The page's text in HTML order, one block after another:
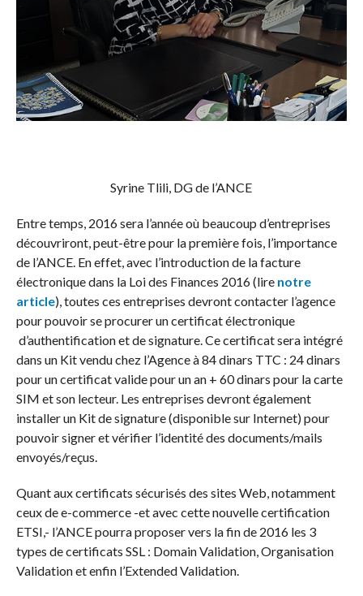
Syrine Tlili, DG de l’ANCE
Entre temps, 2016 sera l’année où beaucoup d’entreprises
découvriront, peut-être pour la première fois, l’importance
de l’ANCE. En effet, avec l’introduction de la facture
électronique dans la Loi des Finances 2016 (lire notre
article), toutes ces entreprises devront contacter l’agence
pour pouvoir se procurer un certificat électronique
d’authentification et de signature. Ce certificat sera intégré
dans un Kit vendu chez l’Agence à 84 dinars TTC : 24 dinars
pour un certificat valide pour un an + 60 dinars pour la carte
SIM et son lecteur. Les entreprises devront également
installer un Kit de signature (disponible sur Internet) pour
pouvoir signer et vérifier l’identité des documents/mails
envoyés/reçus.
Quant aux certificats sécurisés des sites Web, notamment
ceux de e-commerce -et avec cette nouvelle certification
ETSI,- l’ANCE pourra proposer vers la fin de 2016 les 3
types de certificats SSL : Domain Validation, Organisation
Validation et enfin l’Extended Validation.